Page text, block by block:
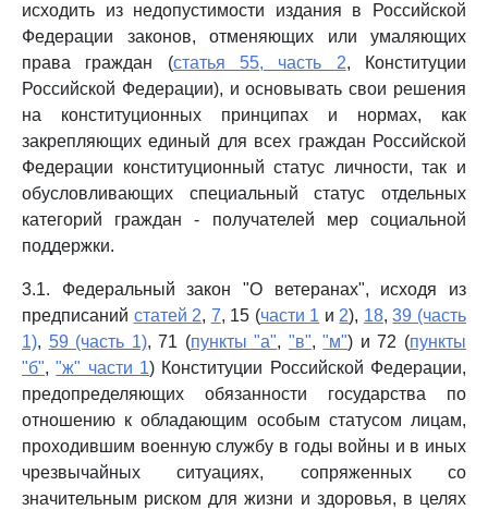
исходить из недопустимости издания в Российской
Федерации законов, отменяющих или умаляющих
права граждан (статья 55, часть 2, Конституции
Российской Федерации), и основывать свои решения
на конституционных принципах и нормах, как
закрепляющих единый для всех граждан Российской
Федерации конституционный статус личности, так и
обусловливающих специальный статус отдельных
категорий граждан - получателей мер социальной
поддержки.
3.1. Федеральный закон "О ветеранах", исходя из
предписаний статей 2, 7, 15 (части 1 и 2), 18,39 (часть
1), 59 (часть 1), 71 (пункты "а", "в","м") и 72 (пункты
"б","ж" части 1) Конституции Российской Федерации,
предопределяющих обязанности государства по
отношению к обладающим особым статусом лицам,
проходившим военную службу в годы войны и в иных
чрезвычайных ситуациях, сопряженных со
значительным риском для жизни и здоровья, в целях